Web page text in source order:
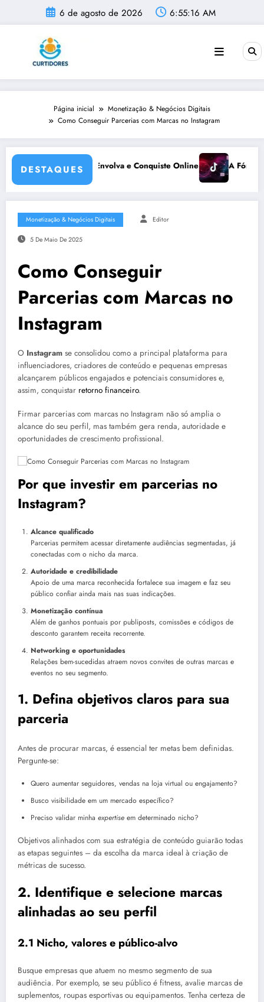
o
6 de agosto de 2026 6:55:18 AM
Página inicial
Monetização & Negócios Digitais
Como Conseguir Parcerias com Marcas no Instagram
DESTAQUES
Online! A Fórmula Secreta para Crescer Rápido no TikTok
Monetização & Negócios Digitais Editor
5 De Maio De 2025
Como Conseguir
Parcerias com Marcas no
Instagram
O Instagram se consolidou como a principal plataforma para
influenciadores, criadores de conteúdo e pequenas empresas
alcançarem públicos engajados e potenciais consumidores e,
assim, conquistar retorno financeiro.
Firmar parcerias com marcas no Instagram não só amplia o
alcance do seu perfil, mas também gera renda, autoridade e
oportunidades de crescimento profissional.
Por que investir em parcerias no
Instagram?
Alcance qualificado
Parcerias permitem acessar diretamente audiências segmentadas, já
conectadas com o nicho da marca.
Autoridade e credibilidade
Apoio de uma marca reconhecida fortalece sua imagem e faz seu
público confiar ainda mais nas suas indicações.
Monetização contínua
Além de ganhos pontuais por publiposts, comissões e códigos de
desconto garantem receita recorrente.
Networking e oportunidades
Relações bem-sucedidas atraem novos convites de outras marcas e
eventos no seu segmento.
1. Defina objetivos claros para sua
parceria
Antes de procurar marcas, é essencial ter metas bem definidas.
Pergunte-se:
Quero aumentar seguidores, vendas na loja virtual ou engajamento?
Busco visibilidade em um mercado específico?
Preciso validar minha expertise em determinado nicho?
Objetivos alinhados com sua estratégia de conteúdo guiarão todas
as etapas seguintes – da escolha da marca ideal à criação de
métricas de sucesso.
2. Identifique e selecione marcas
alinhadas ao seu perfil
2.1 Nicho, valores e público-alvo
Busque empresas que atuem no mesmo segmento de sua
audiência. Por exemplo, se seu público é fitness, avalie marcas de
suplementos, roupas esportivas ou equipamentos. Tenha certeza de